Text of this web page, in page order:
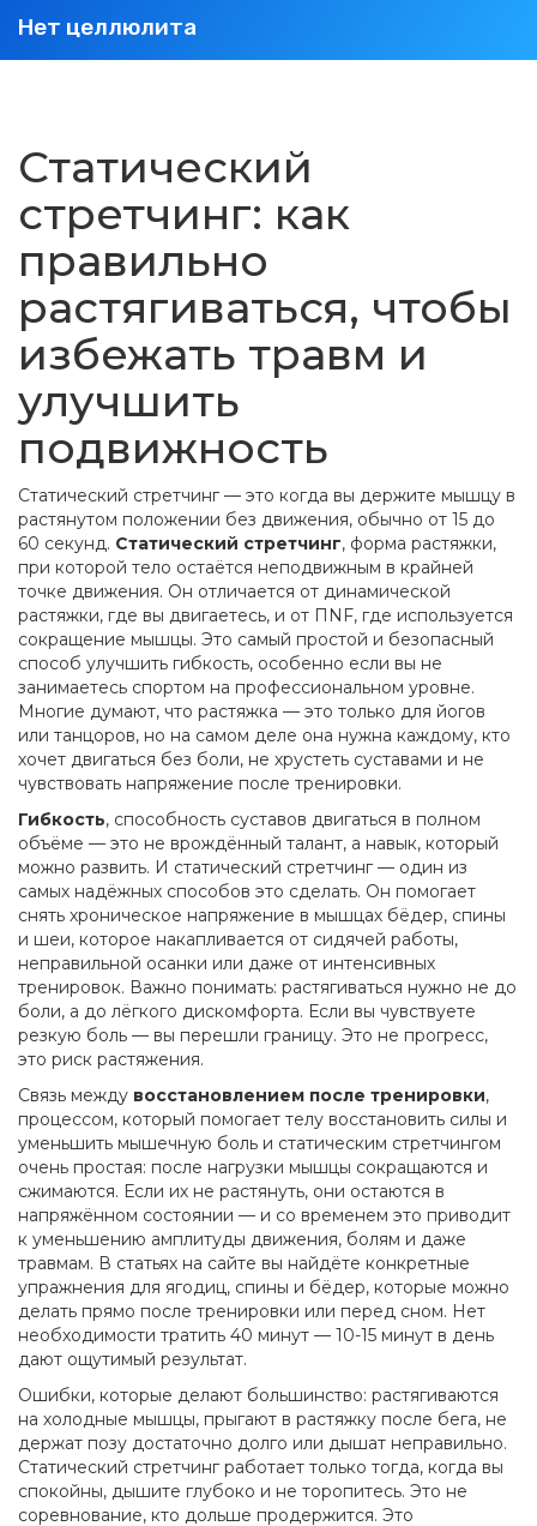
Нет целлюлита
Статический
стретчинг: как
правильно
растягиваться, чтобы
избежать травм и
улучшить
подвижность
Статический стретчинг — это когда вы держите мышцу в
растянутом положении без движения, обычно от 15 до
60 секунд. Статический стретчинг, форма растяжки,
при которой тело остаётся неподвижным в крайней
точке движения. Он отличается от динамической
растяжки, где вы двигаетесь, и от ПNF, где используется
сокращение мышцы. Это самый простой и безопасный
способ улучшить гибкость, особенно если вы не
занимаетесь спортом на профессиональном уровне.
Многие думают, что растяжка — это только для йогов
или танцоров, но на самом деле она нужна каждому, кто
хочет двигаться без боли, не хрустеть суставами и не
чувствовать напряжение после тренировки.
Гибкость, способность суставов двигаться в полном
объёме — это не врождённый талант, а навык, который
можно развить. И статический стретчинг — один из
самых надёжных способов это сделать. Он помогает
снять хроническое напряжение в мышцах бёдер, спины
и шеи, которое накапливается от сидячей работы,
неправильной осанки или даже от интенсивных
тренировок. Важно понимать: растягиваться нужно не до
боли, а до лёгкого дискомфорта. Если вы чувствуете
резкую боль — вы перешли границу. Это не прогресс,
это риск растяжения.
Связь между восстановлением после тренировки,
процессом, который помогает телу восстановить силы и
уменьшить мышечную боль и статическим стретчингом
очень простая: после нагрузки мышцы сокращаются и
сжимаются. Если их не растянуть, они остаются в
напряжённом состоянии — и со временем это приводит
к уменьшению амплитуды движения, болям и даже
травмам. В статьях на сайте вы найдёте конкретные
упражнения для ягодиц, спины и бёдер, которые можно
делать прямо после тренировки или перед сном. Нет
необходимости тратить 40 минут — 10-15 минут в день
дают ощутимый результат.
Ошибки, которые делают большинство: растягиваются
на холодные мышцы, прыгают в растяжку после бега, не
держат позу достаточно долго или дышат неправильно.
Статический стретчинг работает только тогда, когда вы
спокойны, дышите глубоко и не торопитесь. Это не
соревнование, кто дольше продержится. Это